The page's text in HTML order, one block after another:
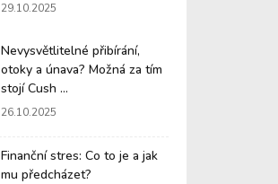
29.10.2025
Nevysvětlitelné přibírání,
otoky a únava? Možná za tím
stojí Cush ...
26.10.2025
Finanční stres: Co to je a jak
mu předcházet?